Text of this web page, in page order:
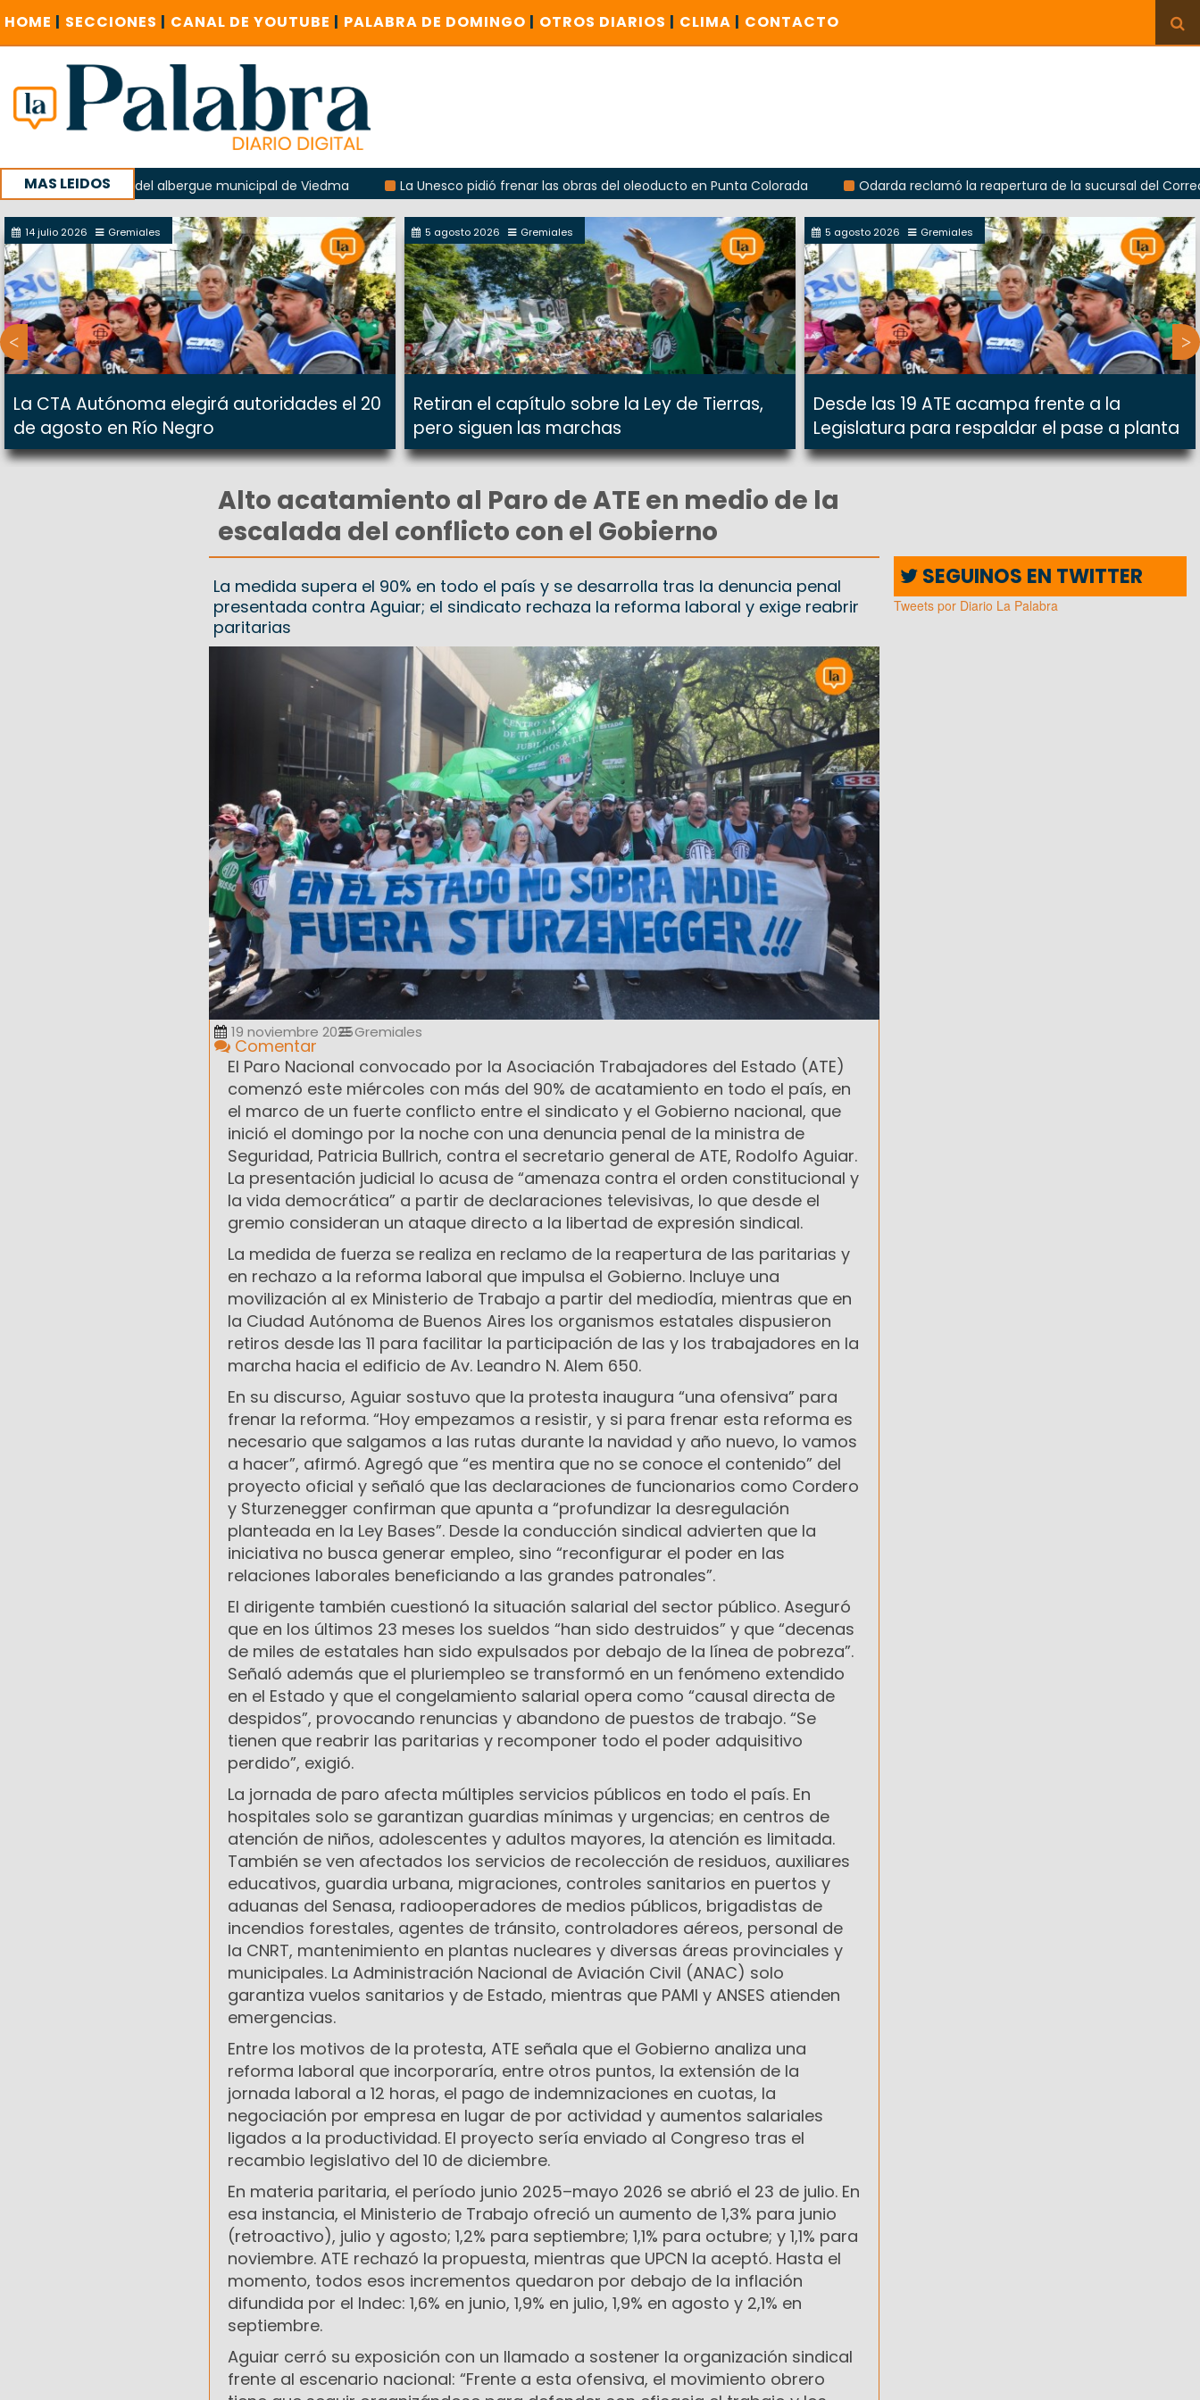
HOME | SECCIONES | CANAL DE YOUTUBE | PALABRA DE DOMINGO | OTROS DIARIOS | CLIMA | CONTACTO
MAS LEIDOSdel albergue municipal de Viedma La Unesco pidió frenar las obras del oleoducto en Punta Colorada
Odarda reclamó la reapertura de la sucursal del Correo
con un encuentro provincial en Roca
14 julio 2026 Gremiales
La CTA Autónoma elegirá autoridades el 20
de agosto en Río Negro
5 agosto 2026 Gremiales
Retiran el capítulo sobre la Ley de Tierras,
pero siguen las marchas
5 agosto 2026 Gremiales
Desde las 19 ATE acampa frente a la
Legislatura para respaldar el pase a planta
Alto acatamiento al Paro de ATE en medio de la
escalada del conflicto con el Gobierno
La medida supera el 90% en todo el país y se desarrolla tras la denuncia penal
presentada contra Aguiar; el sindicato rechaza la reforma laboral y exige reabrir
paritarias
19 noviembre 2025Gremiales
Comentar
El Paro Nacional convocado por la Asociación Trabajadores del Estado (ATE)
comenzó este miércoles con más del 90% de acatamiento en todo el país, en
el marco de un fuerte conflicto entre el sindicato y el Gobierno nacional, que
inició el domingo por la noche con una denuncia penal de la ministra de
Seguridad, Patricia Bullrich, contra el secretario general de ATE, Rodolfo Aguiar.
La presentación judicial lo acusa de “amenaza contra el orden constitucional y
la vida democrática” a partir de declaraciones televisivas, lo que desde el
gremio consideran un ataque directo a la libertad de expresión sindical.
La medida de fuerza se realiza en reclamo de la reapertura de las paritarias y
en rechazo a la reforma laboral que impulsa el Gobierno. Incluye una
movilización al ex Ministerio de Trabajo a partir del mediodía, mientras que en
la Ciudad Autónoma de Buenos Aires los organismos estatales dispusieron
retiros desde las 11 para facilitar la participación de las y los trabajadores en la
marcha hacia el edificio de Av. Leandro N. Alem 650.
En su discurso, Aguiar sostuvo que la protesta inaugura “una ofensiva” para
frenar la reforma. “Hoy empezamos a resistir, y si para frenar esta reforma es
necesario que salgamos a las rutas durante la navidad y año nuevo, lo vamos
a hacer”, afirmó. Agregó que “es mentira que no se conoce el contenido” del
proyecto oficial y señaló que las declaraciones de funcionarios como Cordero
y Sturzenegger confirman que apunta a “profundizar la desregulación
planteada en la Ley Bases”. Desde la conducción sindical advierten que la
iniciativa no busca generar empleo, sino “reconfigurar el poder en las
relaciones laborales beneficiando a las grandes patronales”.
El dirigente también cuestionó la situación salarial del sector público. Aseguró
que en los últimos 23 meses los sueldos “han sido destruidos” y que “decenas
de miles de estatales han sido expulsados por debajo de la línea de pobreza”.
Señaló además que el pluriempleo se transformó en un fenómeno extendido
en el Estado y que el congelamiento salarial opera como “causal directa de
despidos”, provocando renuncias y abandono de puestos de trabajo. “Se
tienen que reabrir las paritarias y recomponer todo el poder adquisitivo
perdido”, exigió.
La jornada de paro afecta múltiples servicios públicos en todo el país. En
hospitales solo se garantizan guardias mínimas y urgencias; en centros de
atención de niños, adolescentes y adultos mayores, la atención es limitada.
También se ven afectados los servicios de recolección de residuos, auxiliares
educativos, guardia urbana, migraciones, controles sanitarios en puertos y
aduanas del Senasa, radiooperadores de medios públicos, brigadistas de
incendios forestales, agentes de tránsito, controladores aéreos, personal de
la CNRT, mantenimiento en plantas nucleares y diversas áreas provinciales y
municipales. La Administración Nacional de Aviación Civil (ANAC) solo
garantiza vuelos sanitarios y de Estado, mientras que PAMI y ANSES atienden
emergencias.
Entre los motivos de la protesta, ATE señala que el Gobierno analiza una
reforma laboral que incorporaría, entre otros puntos, la extensión de la
jornada laboral a 12 horas, el pago de indemnizaciones en cuotas, la
negociación por empresa en lugar de por actividad y aumentos salariales
ligados a la productividad. El proyecto sería enviado al Congreso tras el
recambio legislativo del 10 de diciembre.
En materia paritaria, el período junio 2025–mayo 2026 se abrió el 23 de julio. En
esa instancia, el Ministerio de Trabajo ofreció un aumento de 1,3% para junio
(retroactivo), julio y agosto; 1,2% para septiembre; 1,1% para octubre; y 1,1% para
noviembre. ATE rechazó la propuesta, mientras que UPCN la aceptó. Hasta el
momento, todos esos incrementos quedaron por debajo de la inflación
difundida por el Indec: 1,6% en junio, 1,9% en julio, 1,9% en agosto y 2,1% en
septiembre.
Aguiar cerró su exposición con un llamado a sostener la organización sindical
frente al escenario nacional: “Frente a esta ofensiva, el movimiento obrero
SEGUINOS EN TWITTER
Tweets por Diario La Palabra